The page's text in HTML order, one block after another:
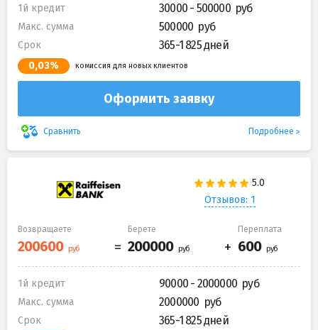
1й кредит 30000 - 500000
Макс. сумма 500000
Срок 365-1 825 дней
0,03% комиссия для новых клиентов
Оформить заявку
Сравнить Подробнее
Отзывов: 1
Возвращаете Берете Переплата
1й кредит 90000 - 2000000
Макс. сумма 2000000
Срок 365-1 825 дней